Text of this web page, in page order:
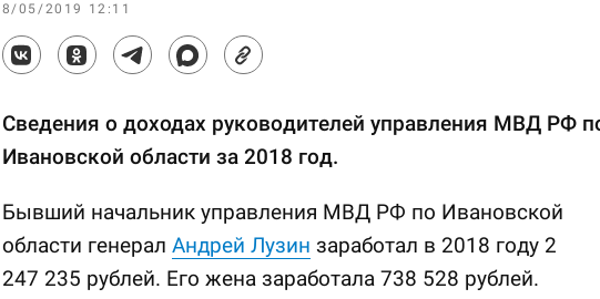
8/05/2019 12:11
Сведения о доходах руководителей управления МВД РФ
Ивановской области за 2018 год.
Бывший начальник управления МВД РФ по Ивановской
области генерал Андрей Лузин заработал в 2018 году 2
247 235 рублей. Его жена заработала 738 528 рублей.